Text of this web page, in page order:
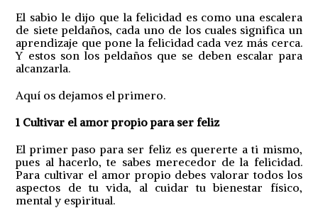
El sabio le dijo que la felicidad es como una escalera
de siete peldaños, cada uno de los cuales significa un
aprendizaje que pone la felicidad cada vez más cerca.
Y estos son los peldaños que se deben escalar para
alcanzarla.
Aquí os dejamos el primero.
1 Cultivar el amor propio para ser feliz
El primer paso para ser feliz es quererte a ti mismo,
pues al hacerlo, te sabes merecedor de la felicidad.
Para cultivar el amor propio debes valorar todos los
aspectos de tu vida, al cuidar tu bienestar físico,
mental y espiritual.